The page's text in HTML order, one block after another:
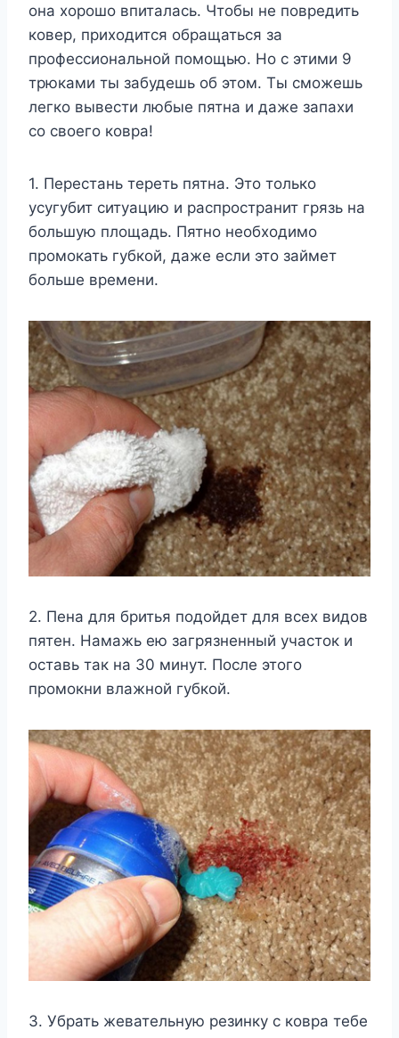
она хорошо впиталась. Чтобы не повредить
ковер, приходится обращаться за
профессиональной помощью. Но с этими 9
трюками ты забудешь об этом. Ты сможешь
легко вывести любые пятна и даже запахи
со своего ковра!
1. Перестань тереть пятна. Это только
усугубит ситуацию и распространит грязь на
большую площадь. Пятно необходимо
промокать губкой, даже если это займет
больше времени.
2. Пена для бритья подойдет для всех видов
пятен. Намажь ею загрязненный участок и
оставь так на 30 минут. После этого
промокни влажной губкой.
3. Убрать жевательную резинку с ковра тебе